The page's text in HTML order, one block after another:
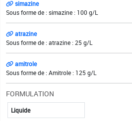
simazine
Sous forme de : simazine : 100 g/L
atrazine
Sous forme de : atrazine : 25 g/L
amitrole
Sous forme de : Amitrole : 125 g/L
FORMULATION
Liquide